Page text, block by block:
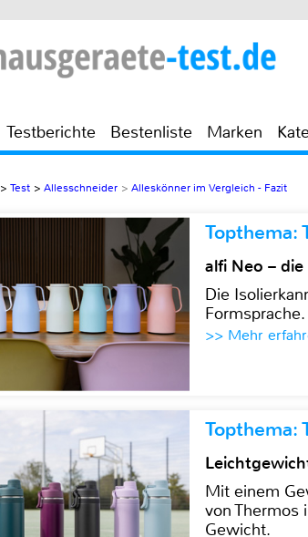
Testberichte Bestenliste Marken
> Test > Allesschneider > Alleskönner im Vergleich - Fazit
Topthema:
alfi Neo –
Die
Formsprache.
>> Mehr
Topthema:
Mit einem
von Thermos
Gewicht.